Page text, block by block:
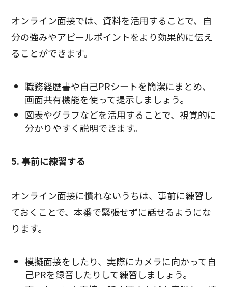
オンライン面接では、資料を活用することで、自
分の強みやアピールポイントをより効果的に伝え
ることができます。
職務経歴書や自己PRシートを簡潔にまとめ、
画面共有機能を使って提示しましょう。
図表やグラフなどを活用することで、視覚的に
分かりやすく説明できます。
5. 事前に練習する
オンライン面接に慣れないうちは、事前に練習し
ておくことで、本番で緊張せずに話せるようにな
ります。
模擬面接をしたり、実際にカメラに向かって自
己PRを録音したりして練習しましょう。